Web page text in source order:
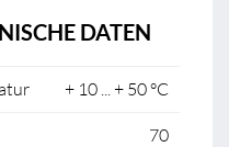
DATEN
+ 10 ... + 50 °C
70